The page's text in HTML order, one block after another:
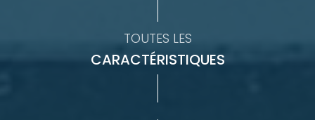
TOUTES LES
CARACTÉRISTIQUES